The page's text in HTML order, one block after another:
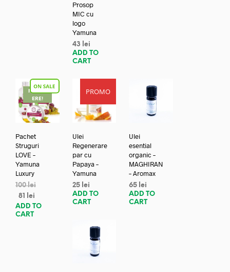
Prosop
MIC cu
logo
Yamuna
43
lei
ADD TO
CART
REDUC
ERE!
Pachet
Struguri
LOVE –
Yamuna
Luxury
100lei
81
lei
ADD TO
CART
PROMO
Ulei
Regenerare
par cu
Papaya –
Yamuna
25 lei
ADD TO
CART
Ulei
esential
organic –
MAGHIRAN
– Aromax
65 lei
ADD TO
CART